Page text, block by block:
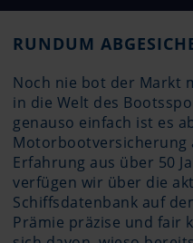
RUNDUM
Noch nie bot der Markt
in die Welt des
genauso einfach ist es
Motorbootversicherung
Erfahrung aus über 50
verfügen wir über die
Schiffsdatenbank auf
Prämie präzise und fair